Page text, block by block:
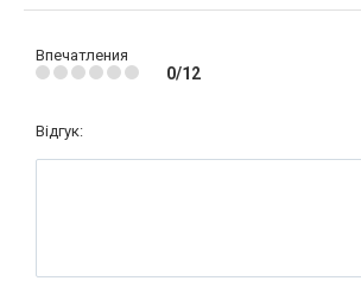
Впечатления
0/12
Відгук: